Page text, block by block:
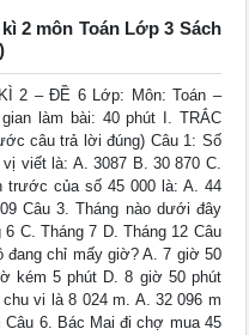
2 môn Toán Lớp 3 Sách
2 – ĐỀ 6 Lớp: Môn: Toán –
làm bài: 40 phút I. TRẮC
câu trả lời đúng) Câu 1: Số
viết là: A. 3087 B. 30 870 C.
trước của số 45 000 là: A. 44
Câu 3. Tháng nào dưới đây
C. Tháng 7 D. Tháng 12 Câu
chỉ mấy giờ? A. 7 giờ 50
kém 5 phút D. 8 giờ 50 phút
vi là 8 024 m. A. 32 096 m
Câu 6. Bác Mai đi chợ mua 45